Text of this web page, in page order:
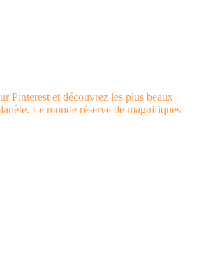
Pinterest et découvrez les plus beaux
Le monde réserve de magnifiques